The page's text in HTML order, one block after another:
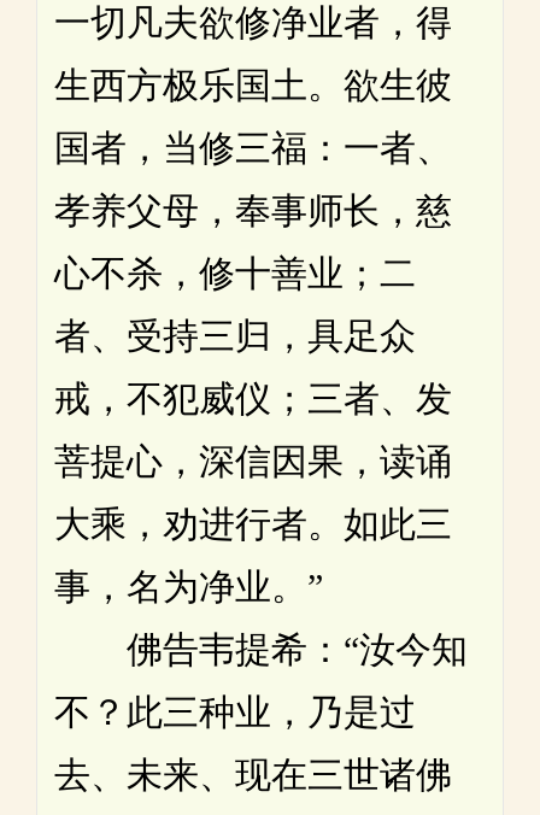
一切凡夫欲修净业者，得
生西方极乐国土。欲生彼
国者，当修三福：一者、
孝养父母，奉事师长，慈
心不杀，修十善业；二
者、受持三归，具足众
戒，不犯威仪；三者、发
菩提心，深信因果，读诵
大乘，劝进行者。如此三
事，名为净业。”
佛告韦提希：“汝今知
不？此三种业，乃是过
去、未来、现在三世诸佛